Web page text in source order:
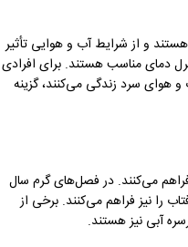
و از شرایط آب و هوایی تأثیر
دمای مناسب هستند. برای افرادی
و هوای سرد زندگی می‌کنند، گزینه
می‌کنند. در فصل‌های گرم سال
را نیز فراهم می‌کنند. برخی از
آبی نیز هستند.